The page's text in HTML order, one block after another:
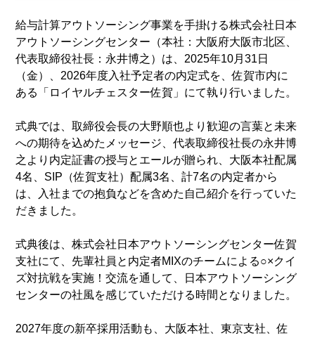
給与計算アウトソーシング事業を手掛ける株式会社日本
アウトソーシングセンター（本社：大阪府大阪市北区、
代表取締役社長：永井博之）は、2025年10月31日
（金）、2026年度入社予定者の内定式を、佐賀市内に
ある「ロイヤルチェスター佐賀」にて執り行いました。
式典では、取締役会長の大野順也より歓迎の言葉と未来
への期待を込めたメッセージ、代表取締役社長の永井博
之より内定証書の授与とエールが贈られ、大阪本社配属
4名、SIP（佐賀支社）配属3名、計7名の内定者から
は、入社までの抱負などを含めた自己紹介を行っていた
だきました。
式典後は、株式会社日本アウトソーシングセンター佐賀
支社にて、先輩社員と内定者MIXのチームによる○×クイ
ズ対抗戦を実施！交流を通して、日本アウトソーシング
センターの社風を感じていただける時間となりました。
2027年度の新卒採用活動も、大阪本社、東京支社、佐